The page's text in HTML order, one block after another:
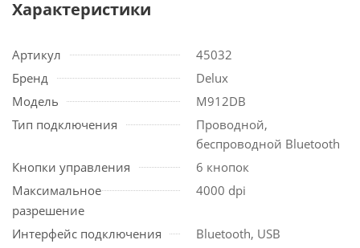
Характеристики
Артикул
45032
Бренд
Delux
Модель
M912DB
Тип подключения
Проводной,
беспроводной Bluetooth
Кнопки управления
6 кнопок
Максимальное
разрешение
4000 dpi
Интерфейс подключения
Bluetooth, USB